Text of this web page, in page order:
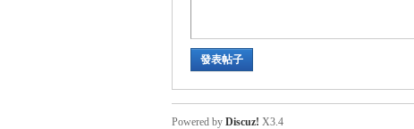
發表帖子
Powered by Discuz! X3.4